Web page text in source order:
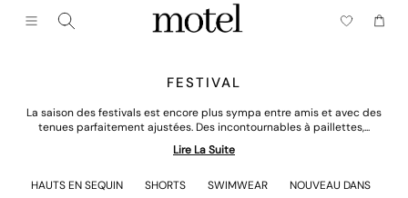
Menu
Fermer (esc) Chariot
FESTIVAL
La saison des festivals est encore plus sympa entre amis et avec des
tenues parfaitement ajustées. Des incontournables à paillettes,...
Lire La Suite
HAUTS EN SEQUIN SHORTS SWIMWEAR NOUVEAU DANS